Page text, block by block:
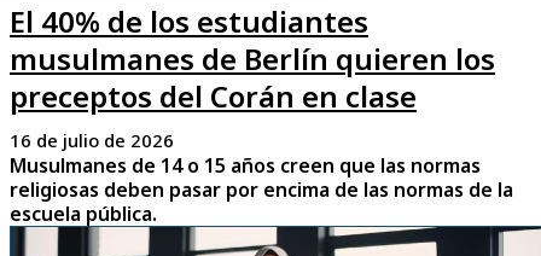
El 40% de los estudiantes
musulmanes de Berlín quieren los
preceptos del Corán en clase
16 de julio de 2026
Musulmanes de 14 o 15 años creen que las normas
religiosas deben pasar por encima de las normas de la
escuela pública.